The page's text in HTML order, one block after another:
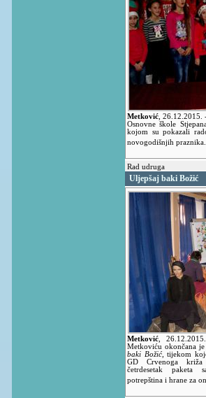
Metković 26.12.2015.
Osnovne škole
kojom su pokazali
novogodišnjih
Rad udruga
Uljepšaj baki Božić
Metković ,
Metkoviću okončana
baki Božić, tijekom
GD Crvenoga
četrdesetak paketa
potrepština i hrane za